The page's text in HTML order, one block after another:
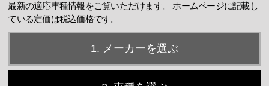
最新の適応車種情報をご覧いただけます。
ホームページに記載し
ている定価は税込価格です。
1. メーカーを選ぶ